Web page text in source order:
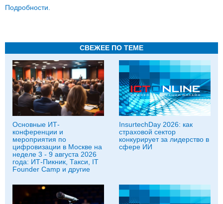
Подробности.
СВЕЖЕЕ ПО ТЕМЕ
Основные ИТ-
конференции и
мероприятия по
цифровизации в Москве на
неделе 3 - 9 августа 2026
года: ИТ-Пикник, Такси, IT
Founder Camp и другие
InsurtechDay 2026: как
страховой сектор
конкурирует за лидерство в
сфере ИИ